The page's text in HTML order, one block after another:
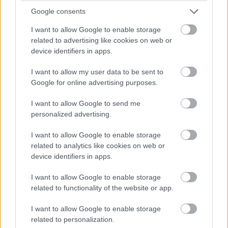
Google consents
I want to allow Google to enable storage
related to advertising like cookies on web or
device identifiers in apps.
I want to allow my user data to be sent to
Google for online advertising purposes.
I want to allow Google to send me
personalized advertising.
I want to allow Google to enable storage
related to analytics like cookies on web or
device identifiers in apps.
I want to allow Google to enable storage
related to functionality of the website or app.
I want to allow Google to enable storage
related to personalization.
ezzel az akaratosságával kerékbe töri társainak azon
célját, hogy sikeresen megszökjenek. Saul egy
céltudatos ember, aki kétségbeesetten kapaszkodik a
humánusság egy utolsó cérnaszálába. De lehet rá ezért
haragudni? Hiszen nem mindegy annak, aki ott van a
pokol kapujában sorszámmal a kezében? Vajh a harcnál,
óvatosan megpedzegeti ezeket a kérdéseket, de állást
nem foglal, a fizikai közelségtől függetlenül kellően
És ha már távolságtartás, ez a dolgozat legtöbb részére
egyikükhöz sem kerülünk túlságosan közel. Szinte
senkiről nem tudunk semmit. Semmi életrajzi adat,
semmi kalandos történet, hogy miként került oda, ahova.
akad egy biztos pont, egy fogódzó. Ez itt nincs, minden
kis hézagot a néző tölt ki, amennyiben kívánja. Több
kitöltötték volna a hiányzó sorokat: a Jakab Juli által
játszott Ella figurája is ilyen, akit nem tudni, milyen emlék